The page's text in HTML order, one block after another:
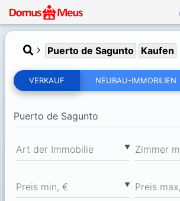
Puerto de Sagunto Kaufen
VERKAUF NEUBAU-IMMOBILIEN
▼
Art der Immobilie Zimmer
▼
Preis min, € Preis